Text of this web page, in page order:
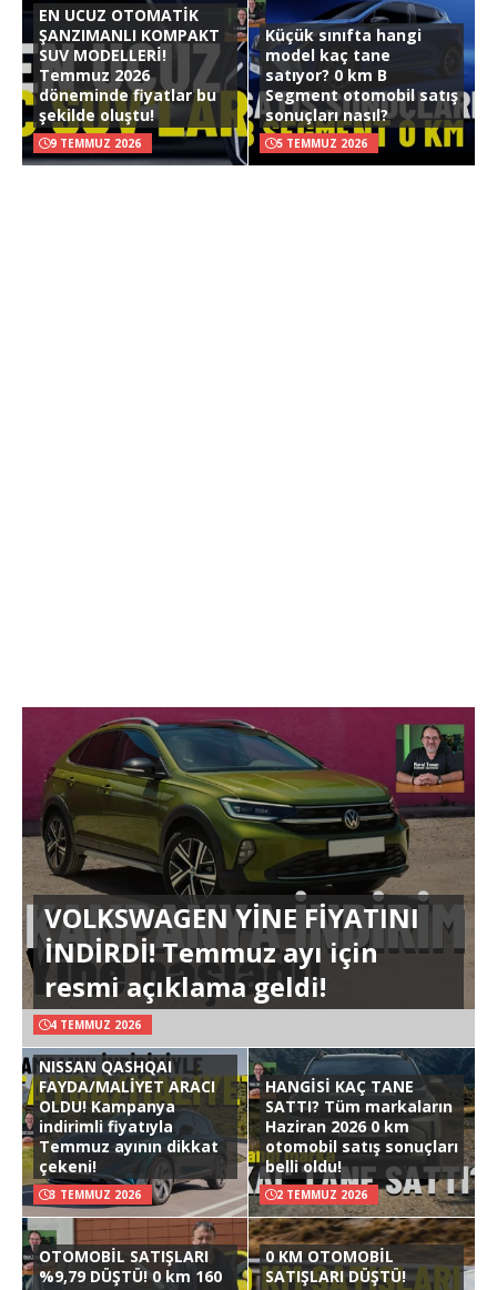
EN UCUZ OTOMATİK
ŞANZIMANLI KOMPAKT
SUV MODELLERİ!
Temmuz 2026
döneminde fiyatlar bu
şekilde oluştu!
9 TEMMUZ 2026
Küçük sınıfta hangi
model kaç tane
satıyor? 0 km B
Segment otomobil satış
sonuçları nasıl?
5 TEMMUZ 2026
VOLKSWAGEN YİNE FİYATINI
İNDİRDİ! Temmuz ayı için
resmi açıklama geldi!
4 TEMMUZ 2026
NISSAN QASHQAI
FAYDA/MALİYET ARACI
OLDU! Kampanya
indirimli fiyatıyla
Temmuz ayının dikkat
çekeni!
3 TEMMUZ 2026
HANGİSİ KAÇ TANE
SATTI? Tüm markaların
Haziran 2026 0 km
otomobil satış sonuçları
belli oldu!
2 TEMMUZ 2026
OTOMOBİL SATIŞLARI
%9,79 DÜŞTÜ! 0 km 160
0 KM OTOMOBİL
SATIŞLARI DÜŞTÜ!